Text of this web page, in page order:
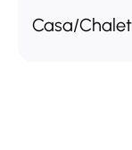
Casa/